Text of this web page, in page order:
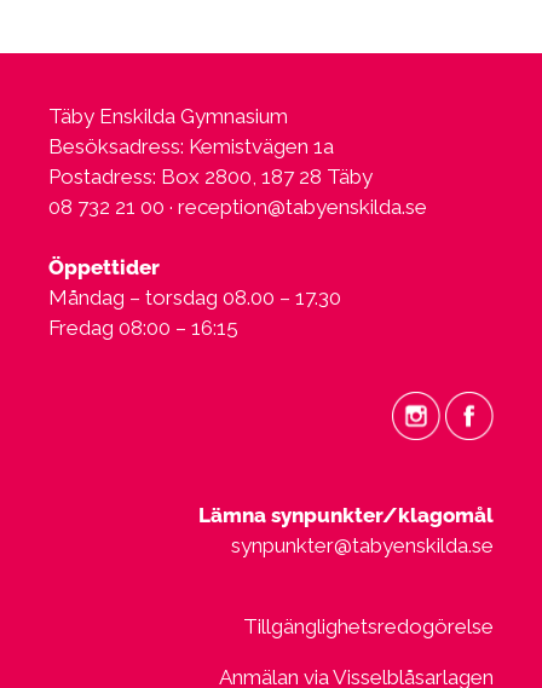
Täby Enskilda Gymnasium
Besöksadress: Kemistvägen 1a
Postadress: Box 2800, 187 28 Täby
08 732 21 00 · reception@tabyenskilda.se
Öppettider
Måndag – torsdag 08.00 – 17.30
Fredag 08:00 – 16:15
Lämna synpunkter/klagomål
synpunkter@tabyenskilda.se
Tillgänglighetsredogörelse
Anmälan via Visselblåsarlagen